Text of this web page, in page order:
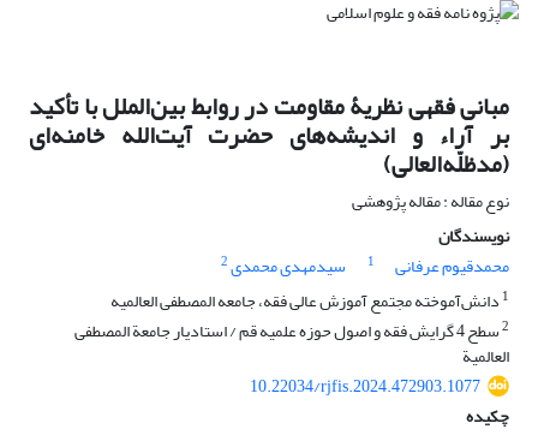
مبانی فقهی نظریۀ مقاومت در روابط بین‌الملل با تأکید
بر آراء و اندیشه‌های حضرت آیت‌الله خامنه‌ای
(مدظلّه‌العالی)
نوع مقاله : مقاله پژوهشی
نویسندگان
محمدقیوم عرفانی
1 سیدمهدی محمدی2
1 دانش‌آموخته مجتمع آموزش عالی فقه، جامعه المصطفی العالمیه
2 سطح 4 گرایش فقه و اصول حوزه علمیه قم / استادیار جامعة المصطفی
العالمیة
10.22034/rjfis.2024.472903.1077
چکیده